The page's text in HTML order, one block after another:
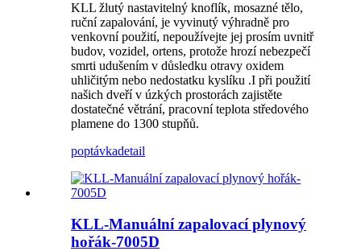
KLL žlutý nastavitelný knoflík, mosazné tělo,
ruční zapalování, je vyvinutý výhradně pro
venkovní použití, nepoužívejte jej prosím uvnitř
budov, vozidel, ortens, protože hrozí nebezpečí
smrti udušením v důsledku otravy oxidem
uhličitým nebo nedostatku kyslíku .I při použití
našich dveří v úzkých prostorách zajistěte
dostatečné větrání, pracovní teplota středového
plamene do 1300 stupňů.
poptávkadetail
KLL-Manuální zapalovací plynový
hořák-7005D